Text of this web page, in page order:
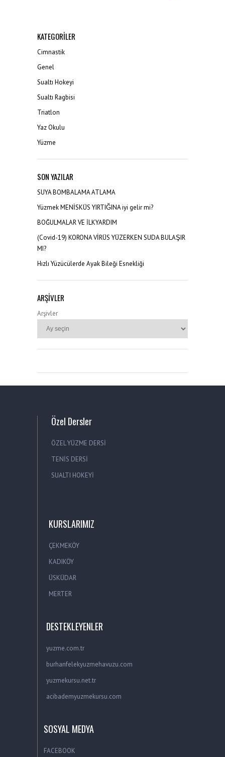
KATEGORILER
Cimnastik
Genel
Sualtı Hokeyi
Sualtı Ragbisi
Triatlon
Yaz Okulu
Yüzme
SON YAZILAR
SUYA BOMBALAMA ATLAMA
Yüzmek MENİSKÜS YIRTIĞINA iyi gelir mi?
BOĞULMALAR VE İLKYARDIM
(Covid-19) KORONA VİRÜS YÜZERKEN SUDA BULAŞIR
MI?
Hızlı Yüzücülerde Ayak Bileği Esnekliği
ARŞIVLER
Arşivler
Özel Dersler
ÖZEL YÜZME DERSİ
TENİS DERSİ
SUALTI HOKEYİ
KURSLARIMIZ
ÇEKMEKÖY
KADIKÖY
ÜSKÜDAR
MERTER
DESTEKLEYENLER
yuzme.com.tr
burhanfelekyuzmehavuzu.com
yuzmekursu.net.tr
acibademyuzmekursu.com
SOSYAL MEDYA
FACEBOOK